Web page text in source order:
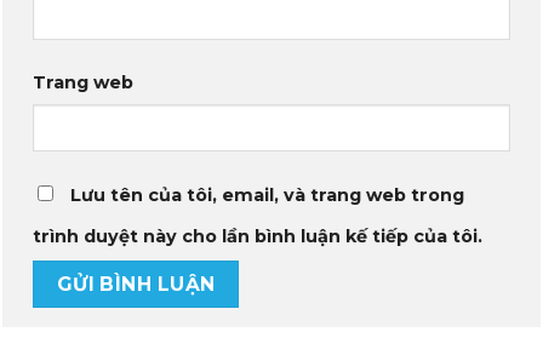
Trang web
Lưu tên của tôi, email, và trang web trong
trình duyệt này cho lần bình luận kế tiếp của tôi.